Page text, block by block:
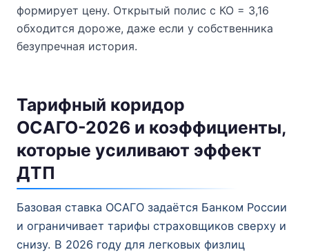
формирует цену. Открытый полис с КО = 3,16
обходится дороже, даже если у собственника
безупречная история.
Тарифный коридор
ОСАГО-2026 и коэффициенты,
которые усиливают эффект
ДТП
Базовая ставка ОСАГО задаётся Банком России
и ограничивает тарифы страховщиков сверху и
снизу. В 2026 году для легковых физлиц